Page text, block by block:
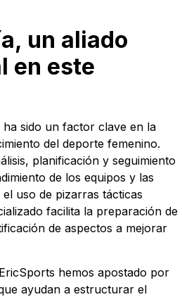
un aliado
en este
sido un factor clave en la
del deporte femenino.
planificación y seguimiento
de los equipos y las
uso de pizarras tácticas
facilita la preparación de
de aspectos a mejorar
hemos apostado por
ayudan a estructurar el